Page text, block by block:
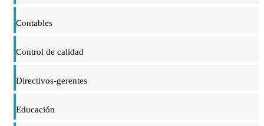
Contables
Control de calidad
Directivos-gerentes
Educación